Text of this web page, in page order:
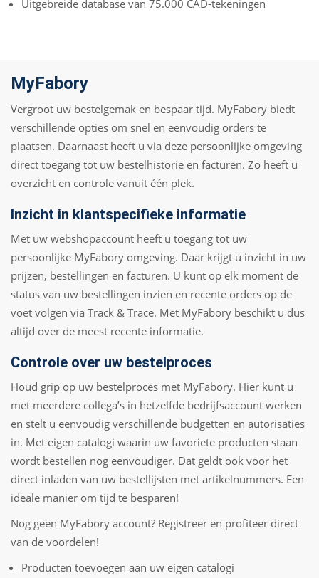
Uitgebreide database van 75.000 CAD-tekeningen
MyFabory
Vergroot uw bestelgemak en bespaar tijd. MyFabory biedt
verschillende opties om snel en eenvoudig orders te
plaatsen. Daarnaast heeft u via deze persoonlijke omgeving
direct toegang tot uw bestelhistorie en facturen. Zo heeft u
overzicht en controle vanuit één plek.
Inzicht in klantspecifieke informatie
Met uw webshopaccount heeft u toegang tot uw
persoonlijke MyFabory omgeving. Daar krijgt u inzicht in uw
prijzen, bestellingen en facturen. U kunt op elk moment de
status van uw bestellingen inzien en recente orders op de
voet volgen via Track & Trace. Met MyFabory beschikt u dus
altijd over de meest recente informatie.
Controle over uw bestelproces
Houd grip op uw bestelproces met MyFabory. Hier kunt u
met meerdere collega’s in hetzelfde bedrijfsaccount werken
en stelt u eenvoudig verschillende budgetten en autorisaties
in. Met eigen catalogi waarin uw favoriete producten staan
wordt bestellen nog eenvoudiger. Dat geldt ook voor het
direct inladen van uw bestellijsten met artikelnummers. Een
ideale manier om tijd te besparen!
Nog geen MyFabory account? Registreer en profiteer direct
van de voordelen!
Producten toevoegen aan uw eigen catalogi